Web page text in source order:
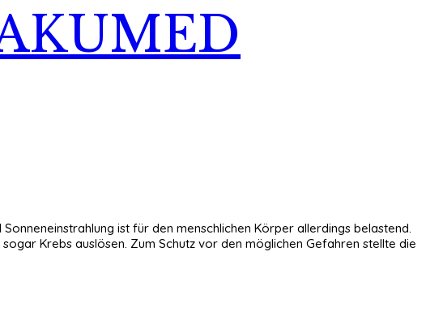
ist für den menschlichen Körper allerdings belastend.
Krebs auslösen. Zum Schutz vor den möglichen Gefahren stellte die